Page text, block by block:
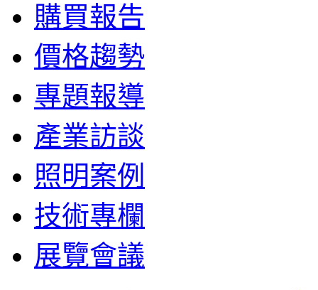
購買報告
價格趨勢
專題報導
產業訪談
照明案例
技術專欄
展覽會議